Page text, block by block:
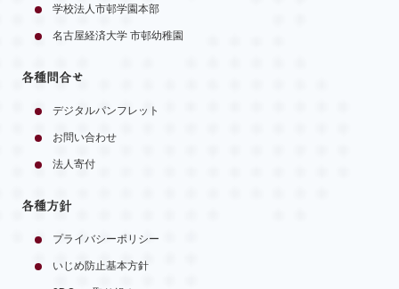
学校法人市邨学園本部
名古屋経済大学 市邨幼稚園
各種問合せ
デジタルパンフレット
お問い合わせ
法人寄付
各種方針
プライバシーポリシー
いじめ防止基本方針